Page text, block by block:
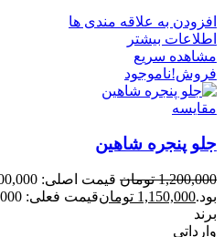
افزودن به علاقه مندی ها
اطلاعات بیشتر
مشاهده سریع
فروش!ناموجود
مقایسه
جلو پنجره شاهین
1,200,000 تومان
بود.1,150,000 تومانقیمت فعلی: 1,150,000 تومان.
برند
وارداتی